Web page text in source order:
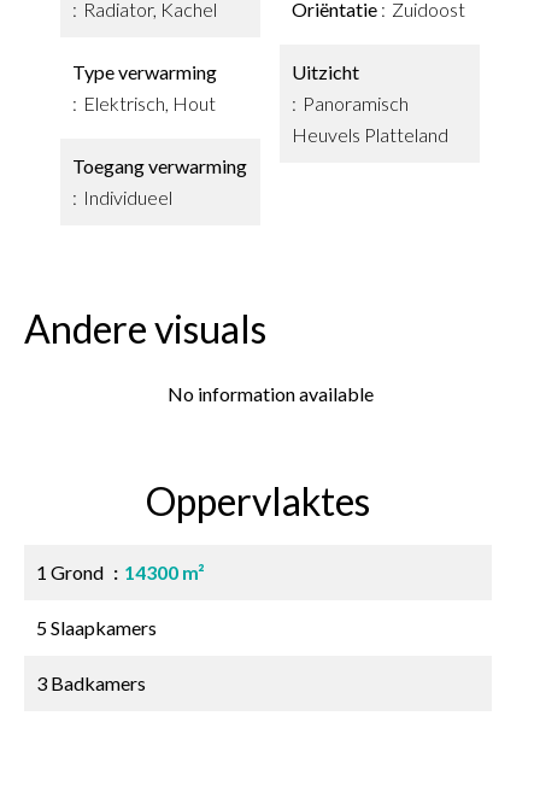
Radiator, Kachel
Type verwarming
Elektrisch, Hout
Toegang verwarming
Individueel
Oriëntatie Zuidoost
Uitzicht
Panoramisch
Heuvels Platteland
Andere visuals
No information available
Oppervlaktes
1 Grond 14300 m²
5 Slaapkamers
3 Badkamers